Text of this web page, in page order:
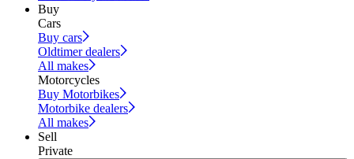
Buy
Cars
Buy cars
Oldtimer dealers
All makes
Motorcycles
Buy Motorbikes
Motorbike dealers
All makes
Sell
Private